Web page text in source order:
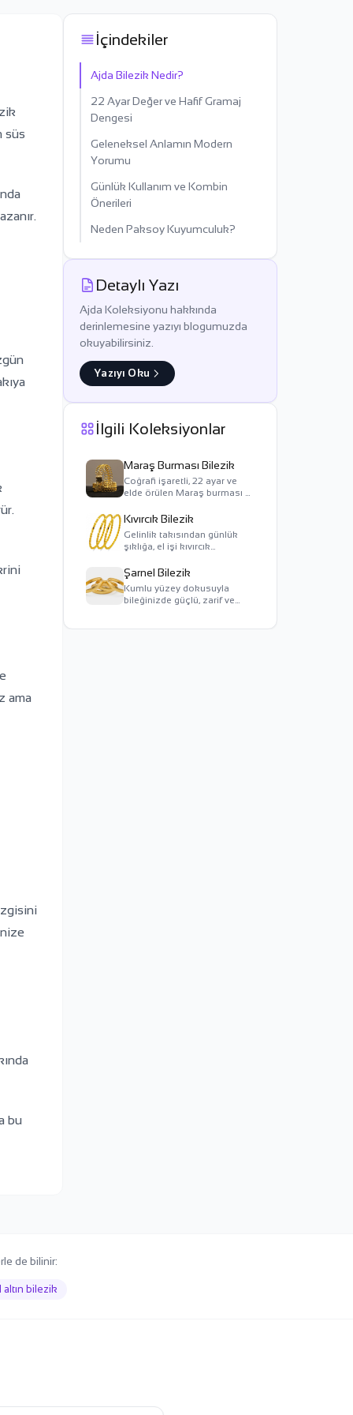
süs
ama
bu
İçindekiler
Ajda Bilezik Nedir?
22 Ayar Değer ve Hafif Gramaj
Dengesi
Geleneksel Anlamın Modern
Yorumu
Günlük Kullanım ve Kombin
Önerileri
Neden Paksoy Kuyumculuk?
Detaylı Yazı
Ajda Koleksiyonu hakkında
derinlemesine yazıyı blogumuzda
okuyabilirsiniz.
Yazıyı Oku
İlgili Koleksiyonlar
Maraş Burması Bilezik
Coğrafi işaretli, 22 ayar ve
elde örülen Maraş burması —
kuyumculuk imzası.
Kıvırcık Bilezik
Gelinlik takısından günlük
şıklığa, el işi kıvırcık
taşıyın.
Şarnel Bilezik
Kumlu yüzey dokusuyla
bileğinizde güçlü, zarif ve
de bilinir:
altın bilezik